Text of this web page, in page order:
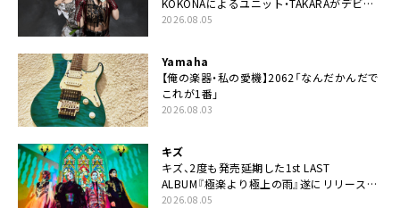
ー
2026.08.05
Yamaha
【俺の楽器・私の愛機】2062「なんだかんだで
これが1番」
2026.08.03
キズ
キズ、2度も発売延期した1st LAST
ALBUM『極楽より極上の雨』遂にリリース。
収録曲「はじまり」MV公開
2026.08.05